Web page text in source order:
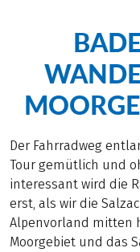
Der Fahrradweg
Tour gemütlich und
interessant wird die
erst, als wir die
Alpenvorland mitten
Moorgebiet und das